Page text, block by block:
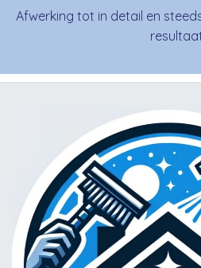
Afwerking tot in detail en